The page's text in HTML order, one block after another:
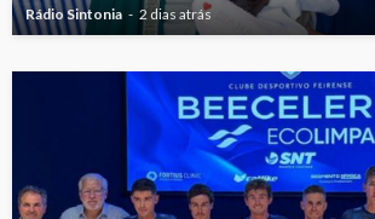
Rádio Sintonia 2 dias atrás